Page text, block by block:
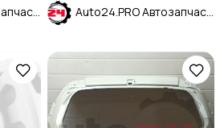
Auto24.PRO Автозапчасти Auto24.PRO Автозапчасти